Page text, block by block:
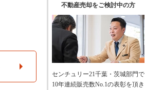
不動産売却をご検討中の方
センチュリー21千葉・茨城部門で
10年連続販売数No.1の表彰を頂き